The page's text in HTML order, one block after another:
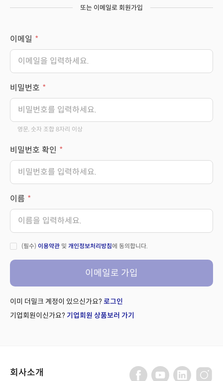
또는 이메일로 회원가입
이메일
비밀번호
영문, 숫자 조합 8자리 이상
비밀번호 확인
이름
(필수) 이용약관 및 개인정보처리방침에 동의합니다.
이메일로 가입
이미 더밀크 계정이 있으신가요? 로그인
기업회원이신가요? 기업회원 상품보러 가기
회사소개